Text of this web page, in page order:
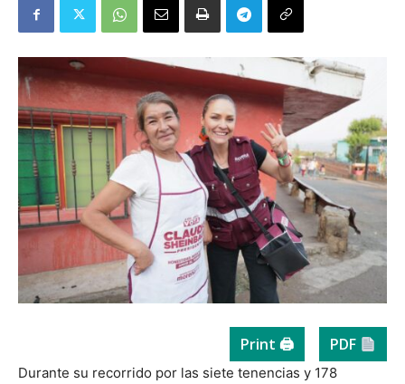
Print 🖨 PDF
Durante su recorrido por las siete tenencias y 178